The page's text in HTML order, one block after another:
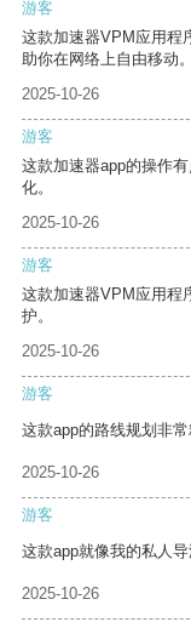
游客
这款加速器VPM应用程
助你在网络上自由移动。
2025-10-26
游客
这款加速器app的操作
化。
2025-10-26
游客
这款加速器VPM应用程
护。
2025-10-26
游客
这款app的路线规划非
2025-10-26
游客
这款app就像我的私人
2025-10-26